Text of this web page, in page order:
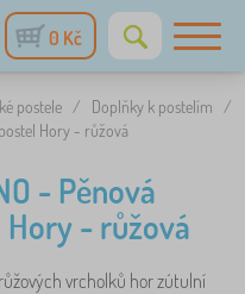
0 Kč
postele / Doplňky k postelím
/
Hory - růžová
- Pěnová
Hory - růžová
vrcholků hor zútulní